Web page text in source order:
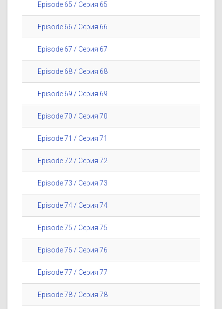
Episode 65 / Серия 65
Episode 66 / Серия 66
Episode 67 / Серия 67
Episode 68 / Серия 68
Episode 69 / Серия 69
Episode 70 / Серия 70
Episode 71 / Серия 71
Episode 72 / Серия 72
Episode 73 / Серия 73
Episode 74 / Серия 74
Episode 75 / Серия 75
Episode 76 / Серия 76
Episode 77 / Серия 77
Episode 78 / Серия 78